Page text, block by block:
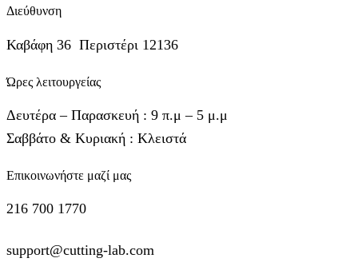
Διεύθυνση
Καβάφη 36 Περιστέρι 12136
Ώρες λειτουργείας
Δευτέρα – Παρασκευή : 9 π.μ – 5 μ.μ
Σαββάτο & Κυριακή : Κλειστά
Επικοινωνήστε μαζί μας
216 700 1770
support@cutting-lab.com